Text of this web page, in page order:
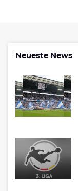
Neueste News